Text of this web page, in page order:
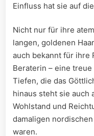
Einfluss​ hat sie auf
Nicht nur für ihre
langen, goldenen
auch bekannt für ihre
Beraterin – eine
Tiefen, die das
hinaus steht sie auch
‍Wohlstand​ und
damaligen⁣
waren.